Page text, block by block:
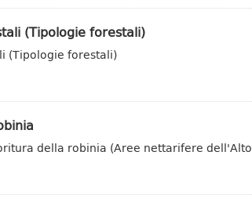
(Tipologie forestali)
(Tipologie forestali)
della robinia (Aree nettarifere